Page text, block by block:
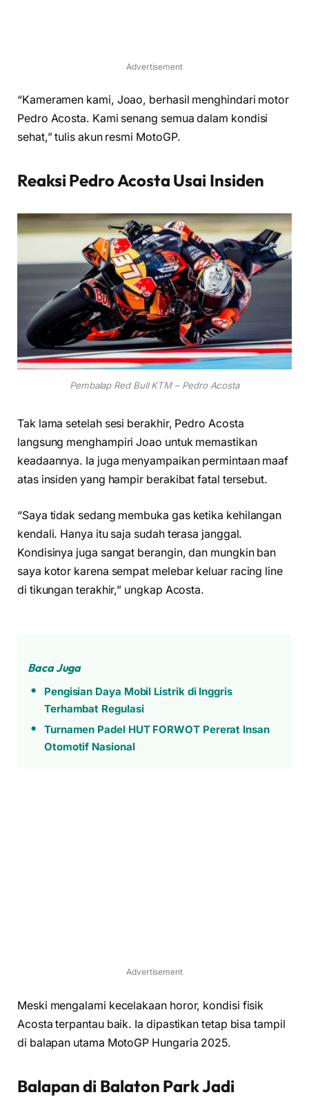
Advertisement
“Kameramen kami, Joao, berhasil menghindari motor
Pedro Acosta. Kami senang semua dalam kondisi
sehat,” tulis akun resmi MotoGP.
Reaksi Pedro Acosta Usai Insiden
Pembalap Red Bull KTM – Pedro Acosta
Tak lama setelah sesi berakhir, Pedro Acosta
langsung menghampiri Joao untuk memastikan
keadaannya. Ia juga menyampaikan permintaan maaf
atas insiden yang hampir berakibat fatal tersebut.
“Saya tidak sedang membuka gas ketika kehilangan
kendali. Hanya itu saja sudah terasa janggal.
Kondisinya juga sangat berangin, dan mungkin ban
saya kotor karena sempat melebar keluar racing line
di tikungan terakhir,” ungkap Acosta.
Baca Juga
Pengisian Daya Mobil Listrik di Inggris
Terhambat Regulasi
Turnamen Padel HUT FORWOT Pererat Insan
Otomotif Nasional
Advertisement
Meski mengalami kecelakaan horor, kondisi fisik
Acosta terpantau baik. Ia dipastikan tetap bisa tampil
di balapan utama MotoGP Hungaria 2025.
Balapan di Balaton Park Jadi